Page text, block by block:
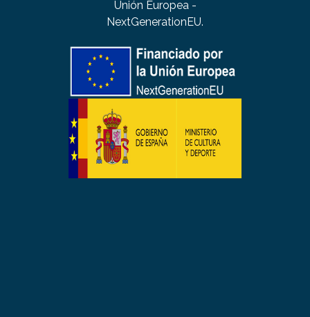
Unión Europea -
NextGenerationEU.